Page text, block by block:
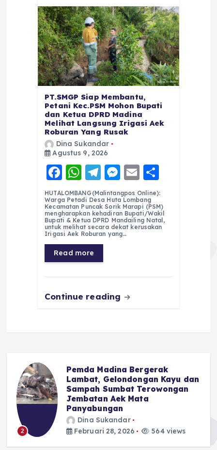
PT.SMGP Siap Membantu,
Petani Kec.PSM Mohon Bupati
dan Ketua DPRD Madina
Melihat Langsung Irigasi Aek
Roburan Yang Rusak
Dina Sukandar
Agustus 9, 2026
F
a
c
e
b
o
o
k
W
h
a
ts
A
p
p
T
el
e
g
r
a
m
M
e
ss
e
n
E
m
ai
l
h
a
re
HUTALOMBANG(Malintangpos Online):
Warga Petadi Desa Huta Lombang
Kecamatan Puncak Sorik Marapi (PSM)
mengharapkan kehadiran Bupati/Wakil
Bupati & Ketua DPRD Mandailing Natal,
untuk melihat secara dekat kerusakan
Irigasi Aek Roburan yang…
Read more
Continue reading
2
Pemda Madina Bergerak
Lambat, Gelondongan Kayu dan
Sampah Sumbat Terowongan
Jembatan Aek Mata
Panyabungan
Dina Sukandar
Februari 28, 2026
564 views